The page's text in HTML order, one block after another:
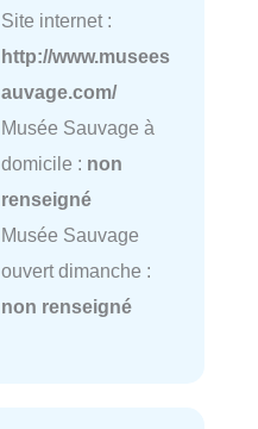
Site internet :
http://www.musees
auvage.com/
Musée Sauvage à
domicile : non
renseigné
Musée Sauvage
ouvert dimanche :
non renseigné